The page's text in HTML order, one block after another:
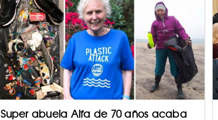
Super abuela Alfa de 70 años acaba